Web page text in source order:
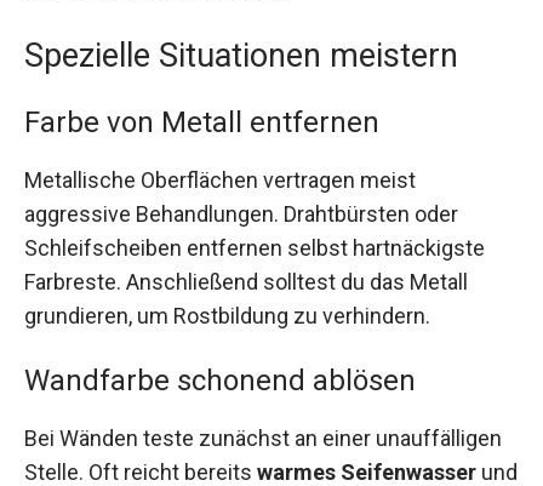
Spezielle Situationen meistern
Farbe von Metall entfernen
Metallische Oberflächen vertragen meist
aggressive Behandlungen. Drahtbürsten oder
Schleifscheiben entfernen selbst hartnäckigste
Farbreste. Anschließend solltest du das Metall
grundieren, um Rostbildung zu verhindern.
Wandfarbe schonend ablösen
Bei Wänden teste zunächst an einer unauffälligen
Stelle. Oft reicht bereits warmes Seifenwasser und